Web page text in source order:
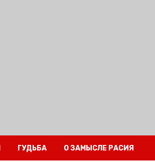
ГУДЬБА О ЗАМЫСЛЕ РАСИЯ